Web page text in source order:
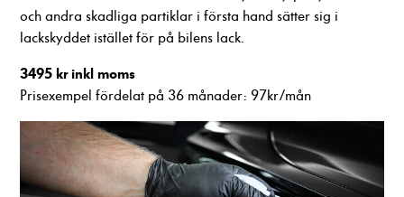
och andra skadliga partiklar i första hand sätter sig i
lackskyddet istället för på bilens lack.
3495 kr inkl moms
Prisexempel fördelat på 36 månader: 97kr/mån